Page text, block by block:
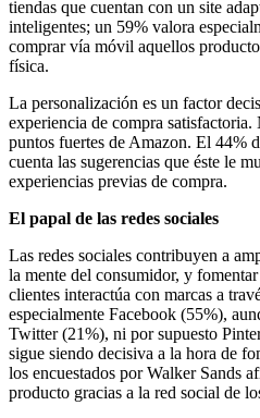
tiendas que cuentan con un site
inteligentes; un 59% valora
comprar vía móvil aquellos
física.
La personalización es un factor
experiencia de compra
puntos fuertes de Amazon. El 44%
cuenta las sugerencias que éste le
experiencias previas de compra.
El papal de las redes sociales
Las redes sociales contribuyen a
la mente del consumidor, y
clientes interactúa con marcas a
especialmente Facebook (55%),
Twitter (21%), ni por supuesto
sigue siendo decisiva a la hora de
los encuestados por Walker Sands
producto gracias a la red social de